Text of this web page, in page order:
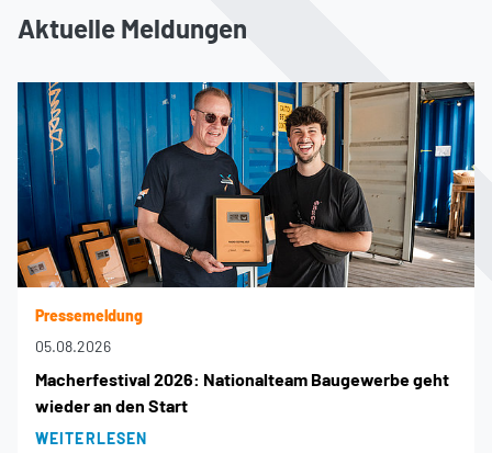
Aktuelle Meldungen
Pressemeldung
05.08.2026
Macherfestival 2026: Nationalteam Baugewerbe geht
wieder an den Start
WEITERLESEN